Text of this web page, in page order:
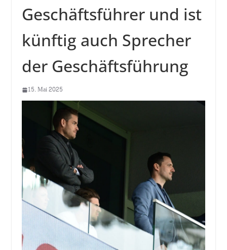
Geschäftsführer und ist
künftig auch Sprecher
der Geschäftsführung
15. Mai 2025